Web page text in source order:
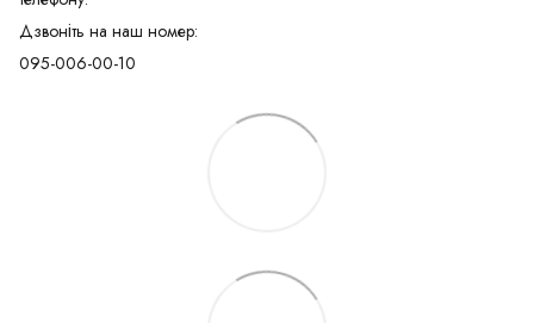
Дзвоніть на наш номер:
095-006-00-10